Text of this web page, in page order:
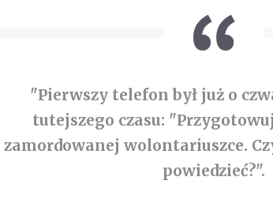
"Pierwszy telefon był już o
tutejszego czasu:
zamordowanej wolontariuszce.
powiedzieć?".